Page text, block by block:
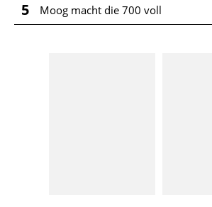
5 Moog macht die 700 voll